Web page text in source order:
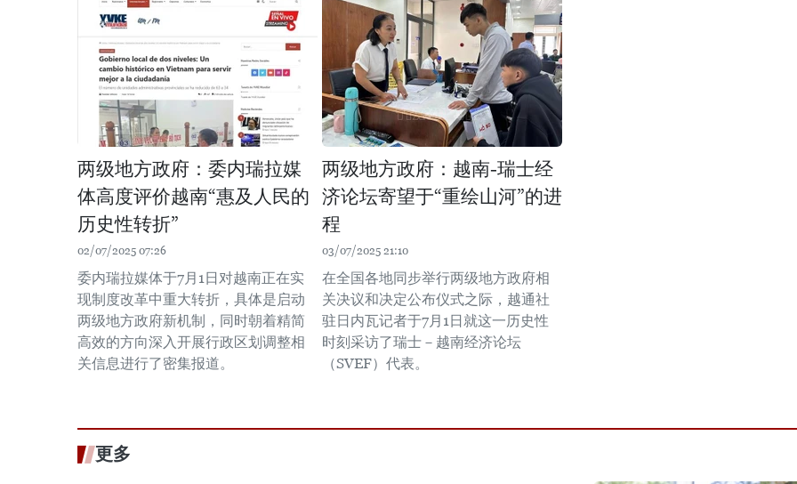
两级地方政府：委内瑞拉媒
体高度评价越南“惠及人民的
历史性转折”
02/07/2025 07:26
委内瑞拉媒体于7月1日对越南正在实
现制度改革中重大转折，具体是启动
两级地方政府新机制，同时朝着精简
高效的方向深入开展行政区划调整相
关信息进行了密集报道。
两级地方政府：越南-瑞士经
济论坛寄望于“重绘山河”的进
程
03/07/2025 21:10
在全国各地同步举行两级地方政府相
关决议和决定公布仪式之际，越通社
驻日内瓦记者于7月1日就这一历史性
时刻采访了瑞士－越南经济论坛
（SVEF）代表。
更多